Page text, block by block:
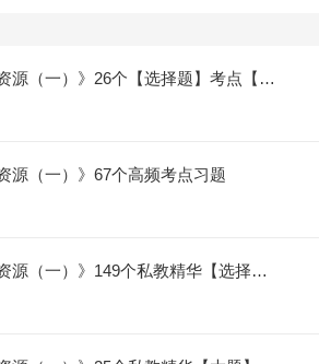
源（一）》26个【选择题】考点【拿
源（一）》67个高频考点习题
源（一）》149个私教精华【选择